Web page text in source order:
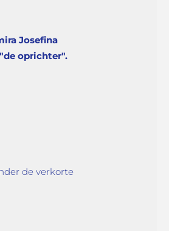
Josefina
"de oprichter".
de verkorte